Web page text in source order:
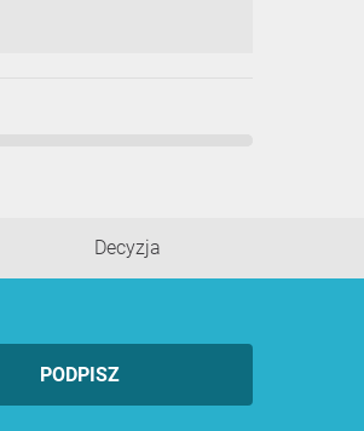
Decyzja
PODPISZ